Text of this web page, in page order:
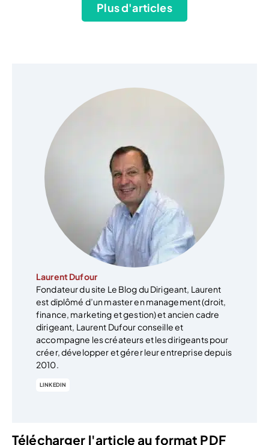
Plus d'articles
Laurent Dufour
Fondateur du site Le Blog du Dirigeant, Laurent
est diplômé d’un master en management (droit,
finance, marketing et gestion) et ancien cadre
dirigeant, Laurent Dufour conseille et
accompagne les créateurs et les dirigeants pour
créer, développer et gérer leur entreprise depuis
2010.
LINKEDIN
Télécharger l'article au format PDF